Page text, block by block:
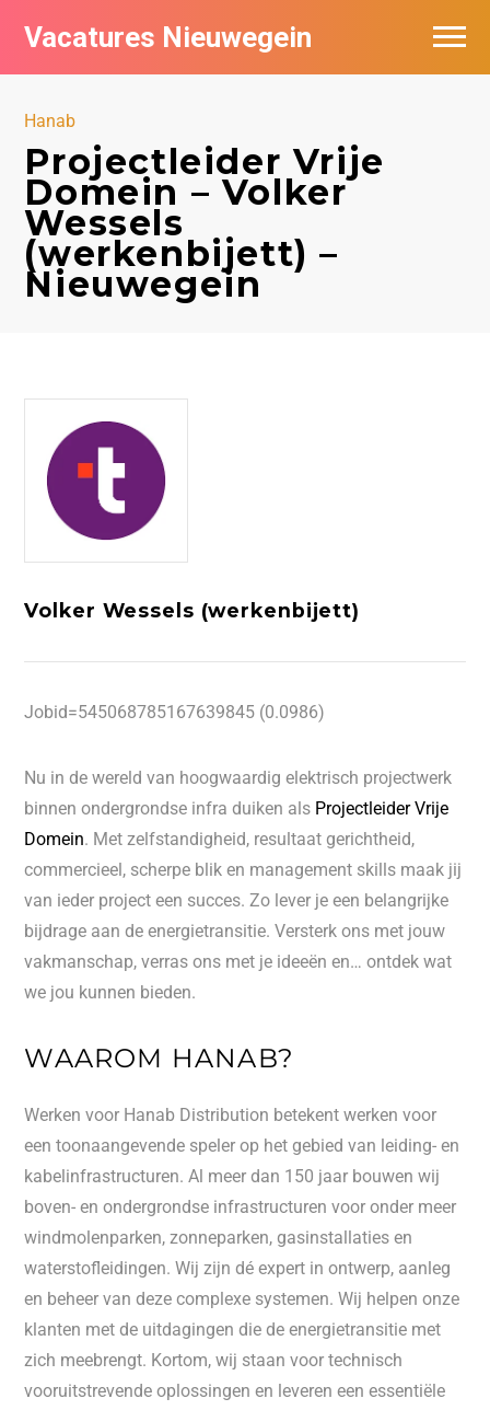
Vacatures Nieuwegein
Hanab
Projectleider Vrije
Domein – Volker
Wessels
(werkenbijett) –
Nieuwegein
Volker Wessels (werkenbijett)
Jobid=545068785167639845 (0.0986)
Nu in de wereld van hoogwaardig elektrisch projectwerk
binnen ondergrondse infra duiken als Projectleider Vrije
Domein. Met zelfstandigheid, resultaat gerichtheid,
commercieel, scherpe blik en management skills maak jij
van ieder project een succes. Zo lever je een belangrijke
bijdrage aan de energietransitie. Versterk ons met jouw
vakmanschap, verras ons met je ideeën en… ontdek wat
we jou kunnen bieden.
WAAROM HANAB?
Werken voor Hanab Distribution betekent werken voor
een toonaangevende speler op het gebied van leiding- en
kabelinfrastructuren. Al meer dan 150 jaar bouwen wij
boven- en ondergrondse infrastructuren voor onder meer
windmolenparken, zonneparken, gasinstallaties en
waterstofleidingen. Wij zijn dé expert in ontwerp, aanleg
en beheer van deze complexe systemen. Wij helpen onze
klanten met de uitdagingen die de energietransitie met
zich meebrengt. Kortom, wij staan voor technisch
vooruitstrevende oplossingen en leveren een essentiële
Vacatures per bedrijf in Nieuwegein